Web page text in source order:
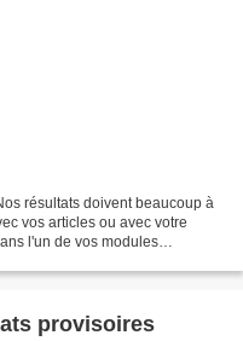
résultats doivent beaucoup à
vos articles ou avec votre
l'un de vos modules
provisoires